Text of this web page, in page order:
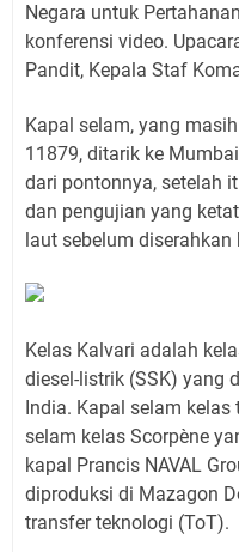
Negara untuk
konferensi video.
Pandit, Kepala Staf
Kapal selam, yang
11879, ditarik ke
dari pontonnya, setelah
dan pengujian yang
laut sebelum
Kelas Kalvari adalah
diesel-listrik (SSK) yang
India. Kapal selam
selam kelas Scorpène
kapal Prancis NAVAL
diproduksi di Mazagon
transfer teknologi (ToT).